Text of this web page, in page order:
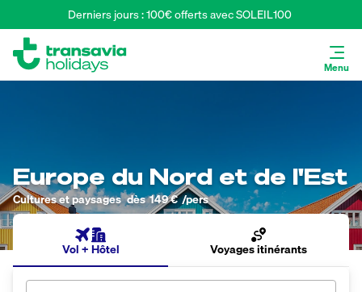
Derniers jours : 100€ offerts avec SOLEIL100
Menu
Europe du Nord et de l'Est
Cultures et paysages dès 149 € /pers
Vol + Hôtel Voyages itinérants